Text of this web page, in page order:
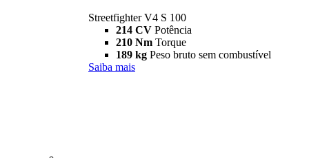
Streetfighter V4 S 100
214 CV Potência
210 Nm Torque
189 kg Peso bruto sem combustível
Saiba mais